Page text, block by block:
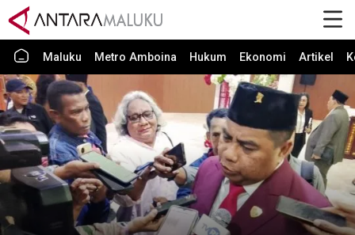
Maluku Metro Amboina Hukum Ekonomi Artikel